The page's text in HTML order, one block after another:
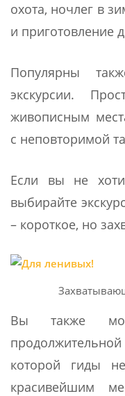
охота, ночлег в
и приготовление
Популярны
экскурсии.
живописным
с неповторимой
Если вы не
выбирайте
– короткое, но
Вы также
которой гиды
красивейшим